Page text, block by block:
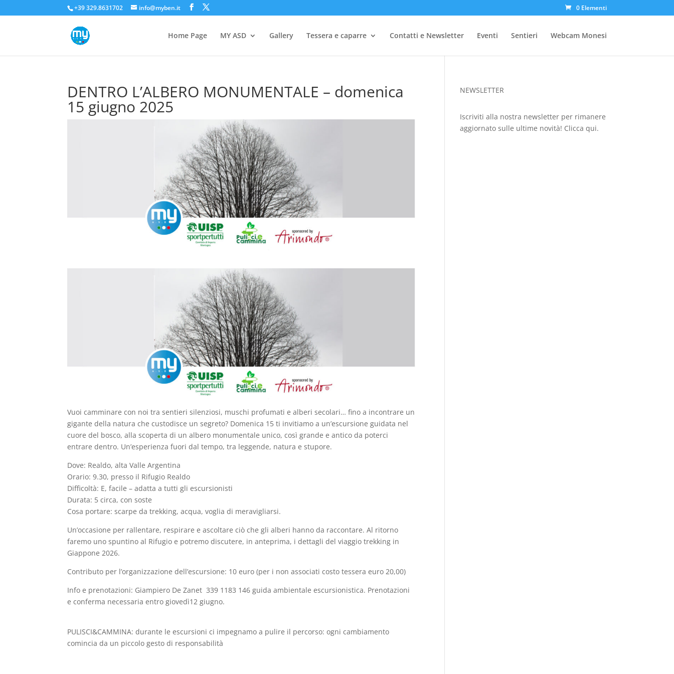
+39 329.8631702 info@myben.it 0 Elementi
Home Page MY ASD Gallery Tessera e caparre Contatti e Newsletter Eventi Sentieri Webcam Monesi
DENTRO L’ALBERO MONUMENTALE – domenica
15 giugno 2025
Vuoi camminare con noi tra sentieri silenziosi, muschi profumati e alberi secolari… fino a incontrare un
gigante della natura che custodisce un segreto? Domenica 15 ti invitiamo a un’escursione guidata nel
cuore del bosco, alla scoperta di un albero monumentale unico, così grande e antico da poterci
entrare dentro. Un’esperienza fuori dal tempo, tra leggende, natura e stupore.
Dove: Realdo, alta Valle Argentina
Orario: 9.30, presso il Rifugio Realdo
Difficoltà: E,facile – adatta a tutti gli escursionisti
Durata: 5 circa, con soste
Cosa portare: scarpe da trekking, acqua, voglia di meravigliarsi.
Un’occasione per rallentare, respirare e ascoltare ciò che gli alberi hanno da raccontare.Al ritorno
faremo uno spuntino al Rifugio e potremo discutere, in anteprima, i dettagli del viaggio trekking in
Giappone 2026.
Contributo per l’organizzazionedell’escursione: 10 euro(per i non associaticosto tessera euro 20,00)
Info e prenotazioni: Giampiero De Zanet 339 1183 146 guida ambientale escursionistica. Prenotazioni
e conferma necessaria entrogiovedì12 giugno.
PULISCI&CAMMINA: durante le escursioni ci impegnamo a pulire il percorso: ogni cambiamento
comincia da un piccolo gesto di responsabilità
NEWSLETTER
Iscriviti alla nostra newsletter per rimanere
aggiornato sulle ultime novità! Clicca qui.